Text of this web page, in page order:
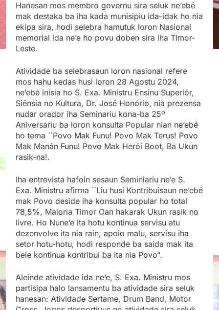
Hanesan mos membro governu sira seluk ne’ebé
mak destaka ba iha kada munisipiu ida-idak ho nia
ekipa sira, hodi selebra hamutuk loron Nasional
memorial ida ne’e ho povu doben sira iha Timor-
Leste.
Atividade ba selebrasaun loron nasional refere
mos hahu kedas husi loron 28 Agostu 2024,
ne’ebé inisia ho S. Exa. Ministru Ensinu Superiór,
Siénsia no Kultura, Dr. José Honório, nia prezensa
nudar orador iha Seminariu kona-ba 25º
Aniversariu ba loron konsulta Popular nian ne’ebé
ho tema ´´Povo Mak Funu! Povo Mak Terus! Povo
Mak Manán Funu! Povo Mak Herói Boot, Ba Ukun
rasik-na!.
Iha entrevista hafoin sesaun Seminiariu ne’e S.
Exa. Ministru afirma ´´Liu husi Kontribuisaun ne’ebé
mak Povo deside iha konsulta popular ho total
78,5%, Maioria Timor Oan hakarak Ukun rasik no
livre. Ho Nune’e ita hotu kontinua servisu atu
dezenvolve ita nia rain, apoio malu, servisu iha
setor hotu-hotu, hodi responde ba saida mak ita
bele kontinua kontribui ba ita nia Povo“.
Aleinde atividade ida ne’e, S. Exa. Ministru mos
partisipa halo lansamentu ba atividade sira seluk
hanesan: Atividade Sertame, Drum Band, Motor